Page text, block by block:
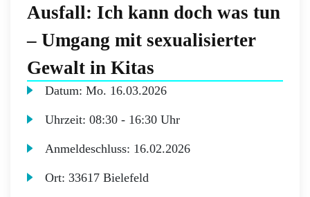
Ausfall: Ich kann doch was tun
– Umgang mit sexualisierter
Gewalt in Kitas
Datum:Mo. 16.03.2026
Uhrzeit:08:30 - 16:30 Uhr
Anmeldeschluss: 16.02.2026
Ort:33617 Bielefeld